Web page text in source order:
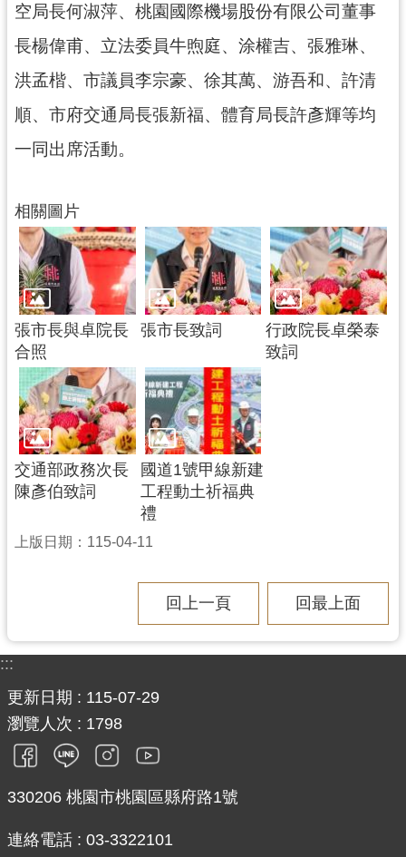
空局長何淑萍、桃園國際機場股份有限公司董事
長楊偉甫、立法委員牛煦庭、涂權吉、張雅琳、
洪孟楷、市議員李宗豪、徐其萬、游吾和、許清
順、市府交通局長張新福、體育局長許彥輝等均
一同出席活動。
相關圖片
張市長與卓院長
合照
張市長致詞
行政院長卓榮泰
致詞
交通部政務次長
陳彥伯致詞
國道1號甲線新建
工程動土祈福典
禮
上版日期：115-04-11
回上一頁 回最上面
:::
更新日期
115-07-29
瀏覽人次
1798
330206 桃園市桃園區縣府路1號
連絡電話 : 03-3322101